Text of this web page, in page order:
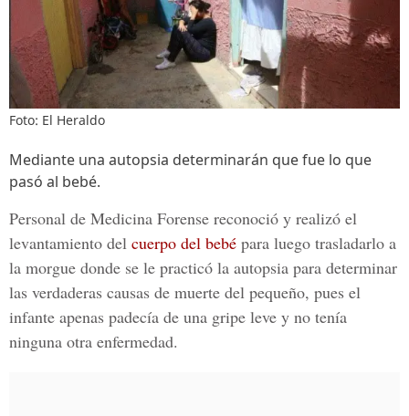
Foto: El Heraldo
Mediante una autopsia determinarán que fue lo que
pasó al bebé.
Personal de Medicina Forense reconoció y realizó el
levantamiento del cuerpo del bebé para luego trasladarlo a
la morgue donde se le practicó la autopsia para determinar
las verdaderas causas de muerte del pequeño, pues el
infante apenas padecía de una gripe leve y no tenía
ninguna otra enfermedad.